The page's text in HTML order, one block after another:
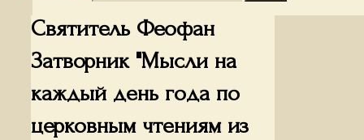
Святитель Феофан
Затворник "Мысли на
каждый день года по
церковным чтениям из